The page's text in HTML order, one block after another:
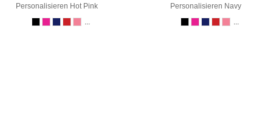
Personalisieren Hot Pink
...
Personalisieren Navy
...